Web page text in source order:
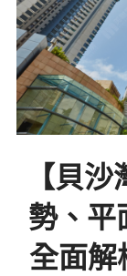
【貝
勢、平
全面解